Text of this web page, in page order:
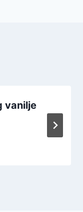
vanilje